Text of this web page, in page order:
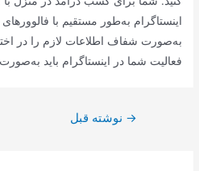
اینستاگرام به‌طور مستقیم با
به‌صورت شفاف اطلاعات لازم را در
فعالیت شما در اینستاگرام باید
راهبری→ نوشته قبل